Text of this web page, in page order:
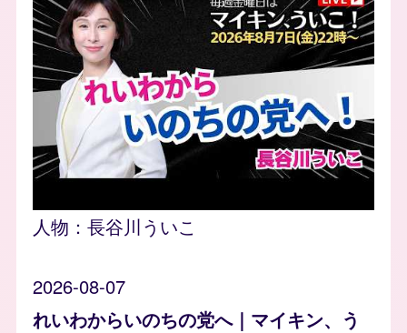
人物： 長谷川ういこ
2026-08-07
れいわからいのちの党へ｜マイキン、う